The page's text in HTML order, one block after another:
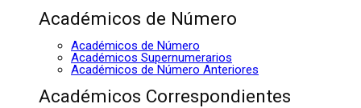
Académicos de Número
Académicos de Número
Académicos Supernumerarios
Académicos de Número Anteriores
Académicos Correspondientes